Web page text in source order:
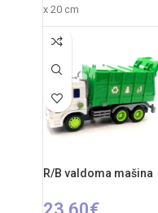
x 20 cm
16 x 7 cm
Produkto medžiaga:
Dažnis: 2,4 GHz
Rekomenduojamas
nuo 6 metų
R/B valdoma mašina